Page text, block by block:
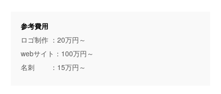
参考費用
ロゴ制作 ：20万円～
webサイト：100万円～
名刺 ：15万円～